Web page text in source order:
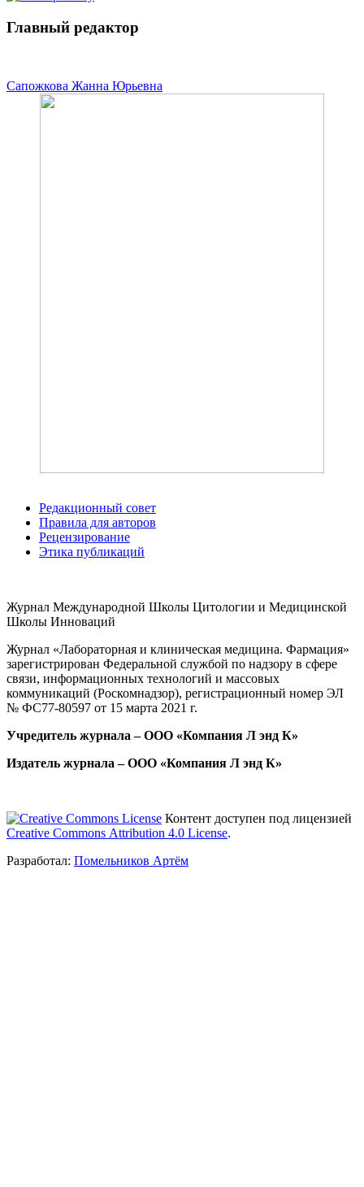
Главный редактор
Сапожкова Жанна Юрьевна
Редакционный совет
Правила для авторов
Рецензирование
Этика публикаций
Журнал Международной Школы Цитологии и Медицинской
Школы Инноваций
Журнал «Лабораторная и клиническая медицина. Фармация»
зарегистрирован Федеральной службой по надзору в сфере
связи, информационных технологий и массовых
коммуникаций (Роскомнадзор), регистрационный номер ЭЛ
№ ФС77-80597 от 15 марта 2021 г.
Учредитель журнала – ООО «Компания Л энд К»
Издатель журнала – ООО «Компания Л энд К»
Контент доступен под лицензией
Creative Commons Attribution 4.0 License.
Разработал: Помельников Артём